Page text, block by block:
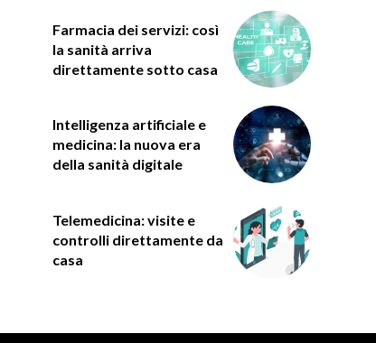
Farmacia dei servizi: così
la sanità arriva
direttamente sotto casa
Intelligenza artificiale e
medicina: la nuova era
della sanità digitale
Telemedicina: visite e
controlli direttamente da
casa